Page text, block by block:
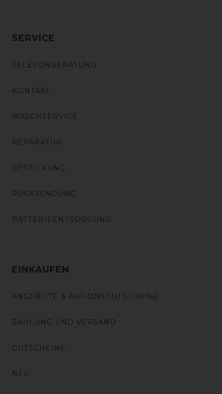
SERVICE
TELEFONBERATUNG
KONTAKT
WASCHSERVICE
REPARATUR
BESTICKUNG
RÜCKSENDUNG
BATTERIEENTSORGUNG
EINKAUFEN
ANGEBOTE & AKTIONSGUTSCHEINE
ZAHLUNG UND VERSAND
GUTSCHEINE
NEU